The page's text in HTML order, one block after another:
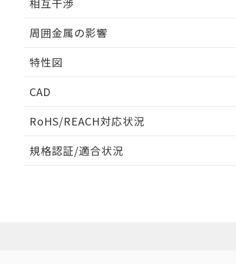
A: 45mm以上、B: 40mm以上
周囲金属の影響
特性図
CAD
RoHS/REACH対応状況
EU RoHS 注意事項・凡例
規格認証/適合状況